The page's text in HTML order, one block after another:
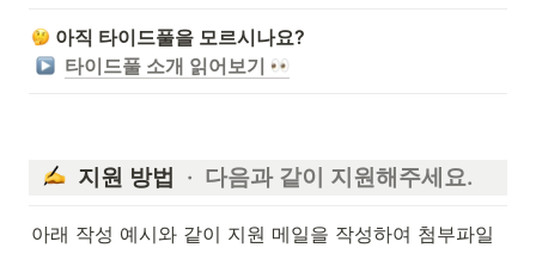
아직 타이드풀을 모르시나요?
타이드풀 소개 읽어보기
지원 방법 ·  다음과 같이 지원해주세요.
아래 작성 예시와 같이 지원 메일을 작성하여 첨부파일